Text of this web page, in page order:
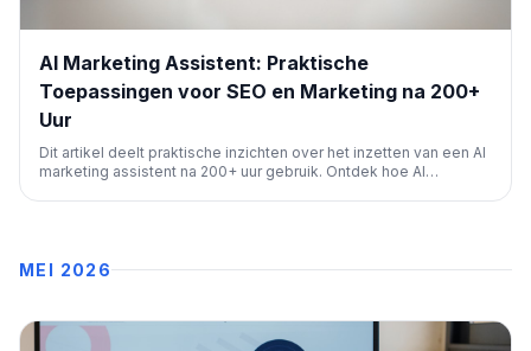
AI Marketing Assistent: Praktische
Toepassingen voor SEO en Marketing na 200+
Uur
Dit artikel deelt praktische inzichten over het inzetten van een AI
marketing assistent na 200+ uur gebruik. Ontdek hoe AI
MEI 2026